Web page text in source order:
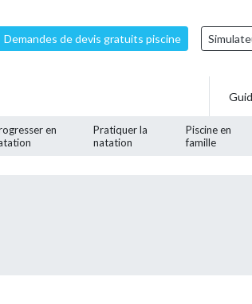
Demandes de devis gratuits piscine
en
Pratiquer la
natation
Piscine en
famille